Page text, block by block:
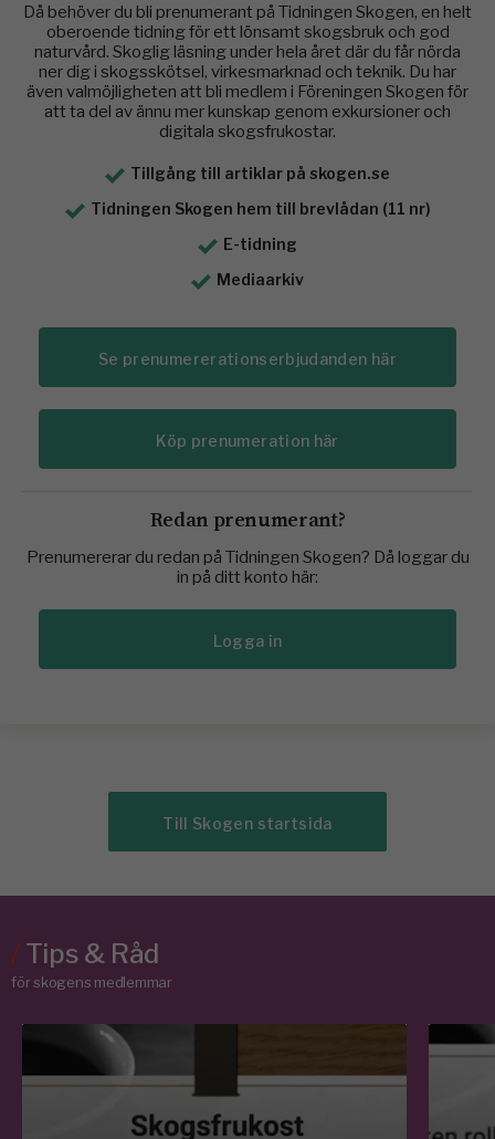
Då behöver du bli prenumerant på Tidningen Skogen, en helt
oberoende tidning för ett lönsamt skogsbruk och god
naturvård. Skoglig läsning under hela året där du får nörda
ner dig i skogsskötsel, virkesmarknad och teknik. Du har
även valmöjligheten att bli medlem i Föreningen Skogen för
att ta del av ännu mer kunskap genom exkursioner och
digitala skogsfrukostar.
Tillgång till artiklar på skogen.se
Tidningen Skogen hem till brevlådan (11 nr)
E-tidning
Mediaarkiv
Se prenumererationserbjudanden här
Köp prenumeration här
Redan prenumerant?
Prenumererar du redan på Tidningen Skogen? Då loggar du
in på ditt konto här:
Logga in
Till Skogen startsida
/Tips & Råd
för skogens medlemmar